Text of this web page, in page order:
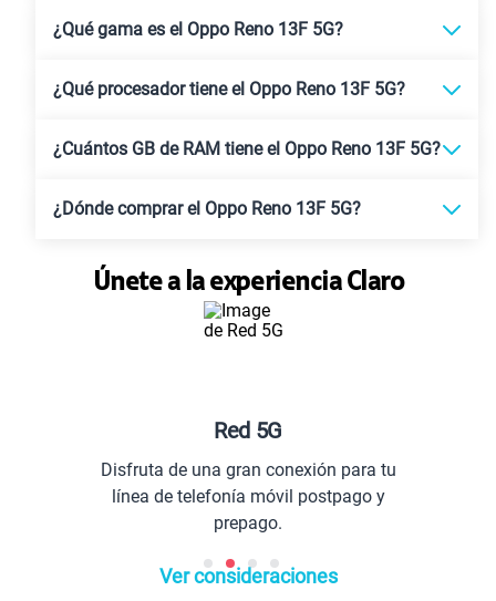
¿Qué gama es el Oppo Reno 13F 5G?
¿Qué procesador tiene el Oppo Reno 13F 5G?
¿Cuántos GB de RAM tiene el Oppo Reno 13F 5G?
¿Dónde comprar el Oppo Reno 13F 5G?
Únete a la experiencia Claro
Disfruta de una gran conexión para tu
línea de telefonía móvil postpago y
Ver consideraciones